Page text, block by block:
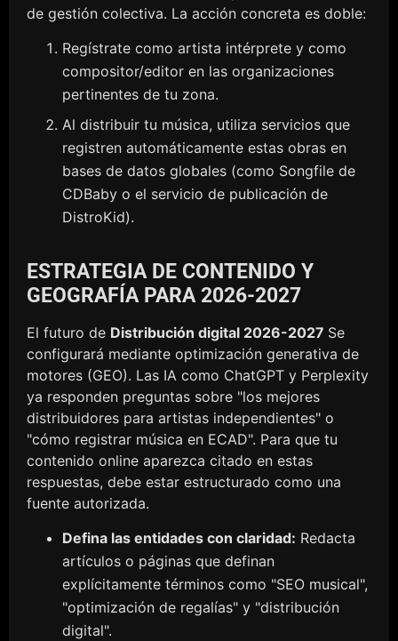
de gestión colectiva. La acción concreta es doble:
Regístrate como artista intérprete y como
compositor/editor en las organizaciones
pertinentes de tu zona.
Al distribuir tu música, utiliza servicios que
registren automáticamente estas obras en
bases de datos globales (como Songfile de
CDBaby o el servicio de publicación de
DistroKid).
ESTRATEGIA DE CONTENIDO Y
GEOGRAFÍA PARA 2026-2027
El futuro de Distribución digital 2026-2027 Se
configurará mediante optimización generativa de
motores (GEO). Las IA como ChatGPT y Perplexity
ya responden preguntas sobre "los mejores
distribuidores para artistas independientes" o
"cómo registrar música en ECAD". Para que tu
contenido online aparezca citado en estas
respuestas, debe estar estructurado como una
fuente autorizada.
Defina las entidades con claridad: Redacta
artículos o páginas que definan
explícitamente términos como "SEO musical",
"optimización de regalías" y "distribución
digital".